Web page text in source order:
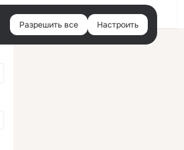
Войти
Разрешить все Настроить